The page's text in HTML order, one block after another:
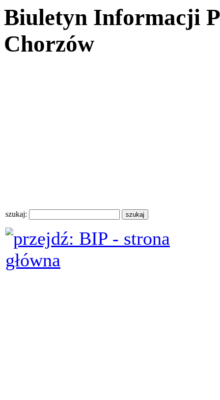
Biuletyn Informacji
Chorzów
szukaj: